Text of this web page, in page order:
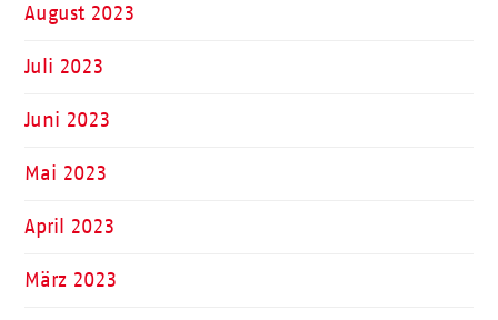
August 2023
Juli 2023
Juni 2023
Mai 2023
April 2023
März 2023